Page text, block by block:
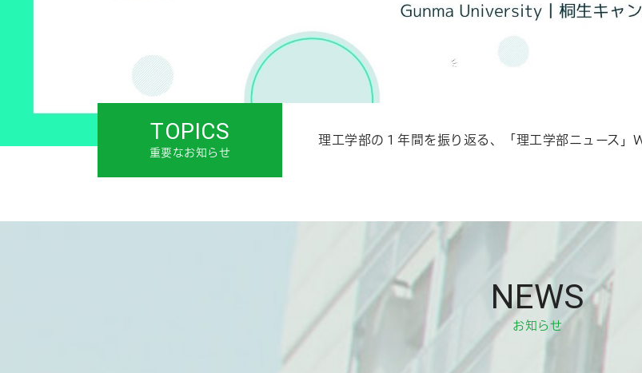
TOPICS
重要なお知らせ
理工学部の１年間を振り返る、「理工学部ニュース」
NEWS
お知らせ